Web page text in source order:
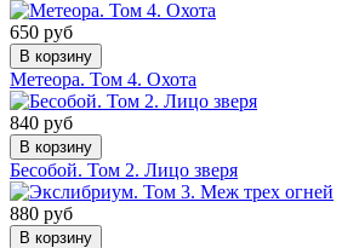
650 руб
В корзину
Метеора. Том 4. Охота
840 руб
В корзину
Бесобой. Том 2. Лицо зверя
880 руб
В корзину